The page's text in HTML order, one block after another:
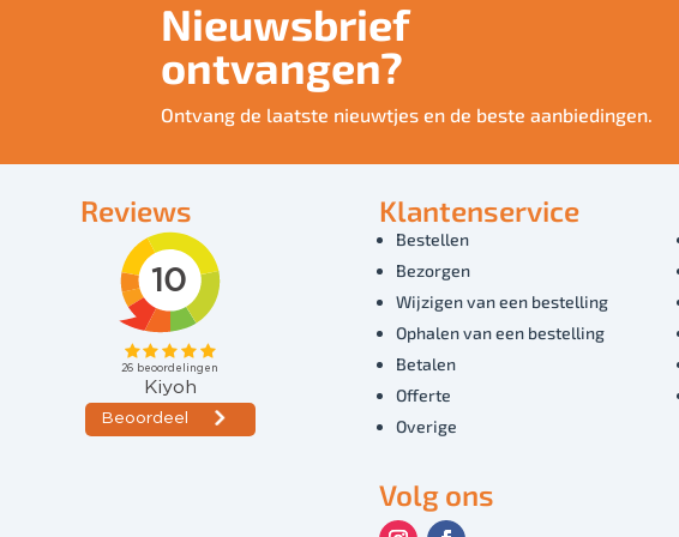
Nieuwsbrief
ontvangen?
Ontvang de laatste nieuwtjes en de beste aanbiedingen.
Reviews Klantenservice
Bestellen
Bezorgen
Wijzigen van een bestelling
Ophalen van een bestelling
Betalen
Offerte
Overige
Volg ons